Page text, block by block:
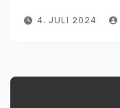
4. JULI 2024